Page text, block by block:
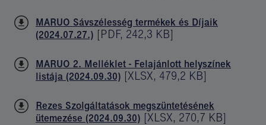
MARUO Sávszélesség termékek és Díjaik
(2024.07.27.) [PDF, 242,3 KB]
MARUO 2. Melléklet - Felajánlott helyszínek
listája (2024.09.30) [XLSX, 479,2 KB]
Rezes Szolgáltatások megszüntetésének
ütemezése (2024.09.30) [XLSX, 270,7 KB]